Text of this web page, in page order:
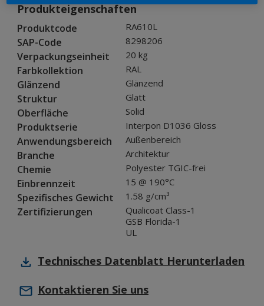
Produkteigenschaften
Produktcode RA610L
SAP-Code 8298206
Verpackungseinheit 20 kg
Farbkollektion RAL
Glänzend Glänzend
Struktur Glatt
Oberfläche Solid
Produktserie Interpon D1036 Gloss
Anwendungsbereich Außenbereich
Branche Architektur
Chemie Polyester TGIC-frei
Einbrennzeit 15 @ 190°C
Spezifisches Gewicht 1.58 g/cm³
Zertifizierungen
Qualicoat Class-1
GSB Florida-1
UL
Technisches Datenblatt Herunterladen
Kontaktieren Sie uns